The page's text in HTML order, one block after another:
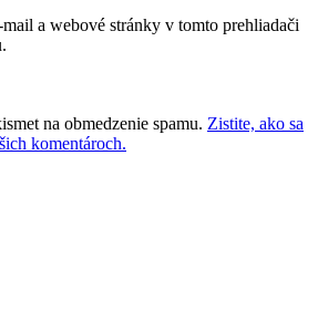
a webové stránky v tomto prehliadači
na obmedzenie spamu. Zistite, ako sa
komentároch.